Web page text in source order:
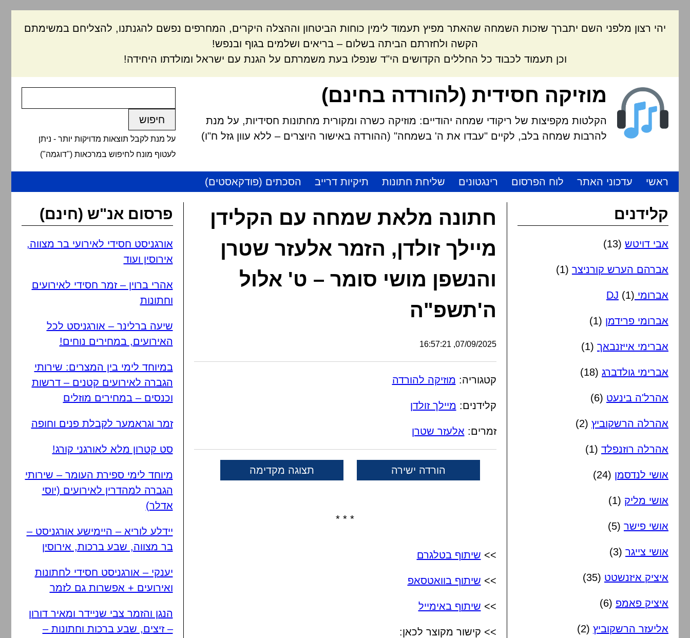
יהי רצון מלפני השם יתברך שזכות השמחה שהאתר מפיץ תעמוד לימין כוחות הביטחון וההצלה היקרים, המחרפים נפשם להגנתנו, להצליחם במשימתם
הקשה ולחזרתם הביתה בשלום – בריאים ושלמים בגוף ובנפש!
וכן תעמוד לכבוד כל החללים הקדושים הי"ד שנפלו בעת משמרתם על הגנת עם ישראל ומולדתו היחידה!
מוזיקה חסידית (להורדה בחינם)
הקלטות מקפיצות של ריקודי שמחה יהודיים: מוזיקה כשרה ומקורית מחתונות חסידיות, על מנת
להרבות שמחה בלב, לקיים "עבדו את ה' בשמחה" (ההורדה באישור היוצרים – ללא עוון גזל ח"ו)
על מנת לקבל תוצאות מדויקות יותר - ניתן
לעטוף מונח לחיפוש במרכאות ("דוגמה")
ראשי עדכוני האתר לוח הפרסום רינגטונים שליחת חתונות תיקיות דרייב הסכתים (פודקאסטים)
חתונה מלאת שמחה עם הקלידן
מיילך זולדן, הזמר אלעזר שטרן
והנשפן מושי סומר – ט' אלול
ה'תשפ"ה
07/09/2025, 16:57:21
קטגוריה: מוזיקה להורדה
קלידנים: מיילך זולדן
זמרים: אלעזר שטרן
הורדה ישירה תצוגה מקדימה
* * *
>> שיתוף בטלגרם
>> שיתוף בוואטסאפ
>> שיתוף באימייל
>> קישור מקוצר לכאן:
קלידנים
אבי דויטש (13)
אברהם הערש קורניצר (1)
אברומי DJ (1)
אברומי פרידמן (1)
אברימי אייזנבאך (1)
אברימי גולדברג (18)
אהרל'ה בינעט (6)
אהרלה הרשקוביץ (2)
אהרלה רוזנפלד (1)
אושי לנדסמן (24)
אושי מליק (1)
אושי פישר (5)
אושי צייגר (3)
איציק איזנשטט (35)
איציק פאמפ (6)
אליעזר הרשקוביץ (2)
פרסום אנ"ש (חינם)
אורגניסט חסידי לאירועי בר מצווה,
אירוסין ועוד
אהרי ברוין – זמר חסידי לאירועים
וחתונות
שיעה ברלינר – אורגניסט לכל
האירועים, במחירים נוחים!
במיוחד לימי בין המצרים: שירותי
הגברה לאירועים קטנים – דרשות
וכנסים – במחירים מוזלים
זמר וגראמער לקבלת פנים וחופה
סט קטרון מלא לאורגני קורג!
מיוחד לימי ספירת העומר – שירותי
הגברה למהדרין לאירועים (יוסי
אדלר)
יידלע לוריא – היימישע אורגניסט –
בר מצווה, שבע ברכות, אירוסין
יענקי – אורגניסט חסידי לחתונות
ואירועים + אפשרות גם לזמר
הנגן והזמר צבי שניידר ומאיר דורון
– זיצים, שבע ברכות וחתונות –